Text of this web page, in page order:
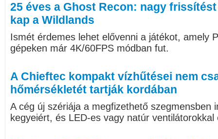
25 éves a Ghost Recon: nagy
kap a Wildlands
Ismét érdemes lehet elővenni a játékot, amely
gépeken már 4K/60FPS módban fut.
A Chieftec kompakt vízhűtései nem
hőmérsékletét tartják kordában
A cég új szériája a megfizethető szegmensben
kegyeiért, és LED-es vagy natúr